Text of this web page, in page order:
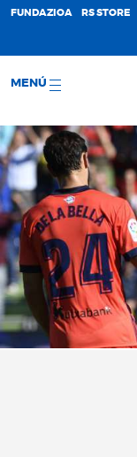
FUNDAZIOA RS STORE
MENÚ